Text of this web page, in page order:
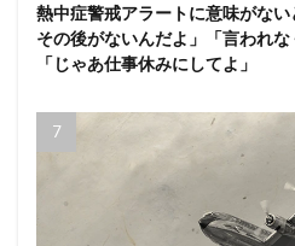
熱中症警戒アラートに意味がな
その後がないんだよ」「言われな
「じゃあ仕事休みにしてよ」